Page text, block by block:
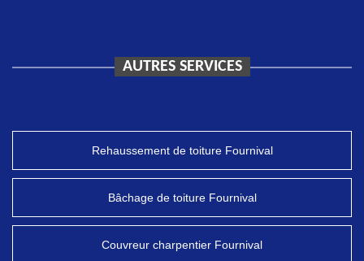
AUTRES SERVICES
Rehaussement de toiture Fournival
Bâchage de toiture Fournival
Couvreur charpentier Fournival